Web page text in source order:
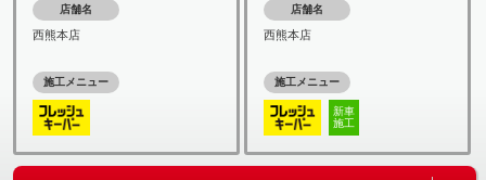
店舗名
西熊本店
施工メニュー
店舗名
西熊本店
施工メニュー
新車
施工